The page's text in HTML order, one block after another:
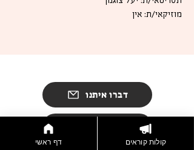
מוזיקאי/ת: אין
דברו איתנו
דף ראשי קולות קוראים